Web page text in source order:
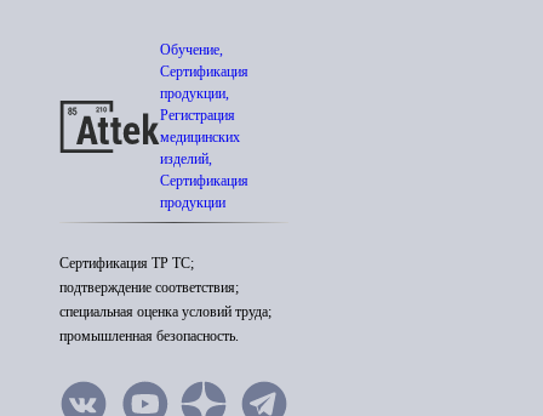
Обучение,
Сертификация
продукции,
Регистрация
медицинских
изделий,
Сертификация
продукции
Сертификация ТР ТС;
подтверждение соответствия;
специальная оценка условий труда;
промышленная безопасность.